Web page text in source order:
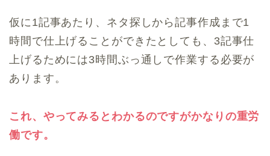
仮に1記事あたり、ネタ探しから記事作成まで1
時間で仕上げることができたとしても、3記事仕
上げるためには3時間ぶっ通しで作業する必要が
あります。
これ、やってみるとわかるのですがかなりの重労
働です。